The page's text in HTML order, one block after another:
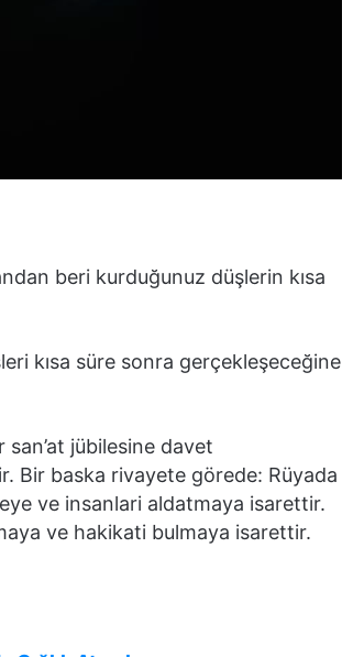
beri kurduğunuz düşlerin kısa
kısa süre sonra gerçekleşeceğine
jübilesine davet
Bir baska rivayete görede: Rüyada
ve insanlari aldatmaya isarettir.
ve hakikati bulmaya isarettir.